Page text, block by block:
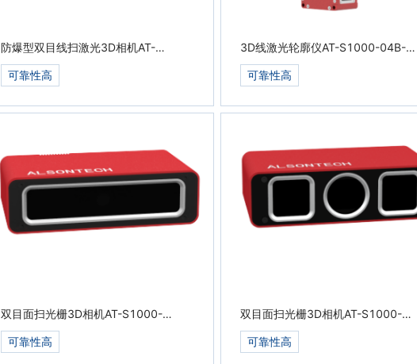
防爆型双目线扫激光3D相机AT-
S1000-01A-D
可靠性高
3D线激光轮廓仪AT-S1000-04B-
S1500
可靠性高
双目面扫光栅3D相机AT-S1000-
07C-S3
可靠性高
双目面扫光栅3D相机AT-S1000-
07C-S
可靠性高